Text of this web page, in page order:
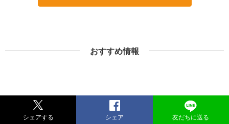
おすすめ情報
シェアする シェア 友だちに送る